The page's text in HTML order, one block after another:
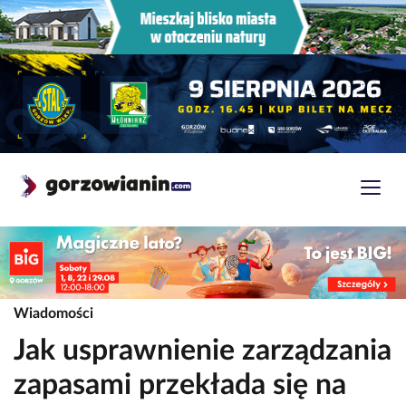
Wiadomości
Jak usprawnienie zarządzania
zapasami przekłada się na